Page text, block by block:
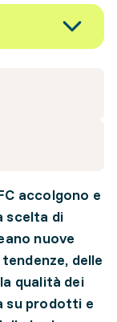
accolgono e
scelta di
nuove
delle
qualità dei
su prodotti e